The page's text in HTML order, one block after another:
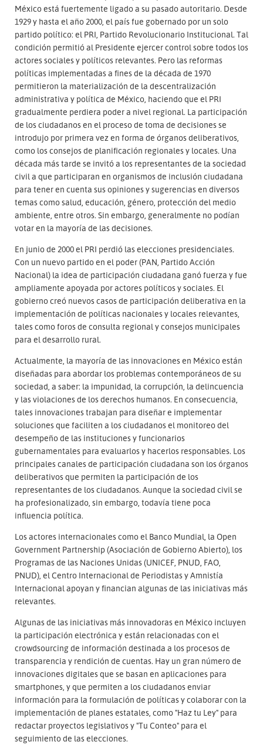
México está fuertemente ligado a su pasado autoritario. Desde
1929 y hasta el año 2000, el país fue gobernado por un solo
partido político: el PRI, Partido Revolucionario Institucional. Tal
condición permitió al Presidente ejercer control sobre todos los
actores sociales y políticos relevantes. Pero las reformas
políticas implementadas a fines de la década de 1970
permitieron la materialización de la descentralización
administrativa y política de México, haciendo que el PRI
gradualmente perdiera poder a nivel regional. La participación
de los ciudadanos en el proceso de toma de decisiones se
introdujo por primera vez en forma de órganos deliberativos,
como los consejos de planificación regionales y locales. Una
década más tarde se invitó a los representantes de la sociedad
civil a que participaran en organismos de inclusión ciudadana
para tener en cuenta sus opiniones y sugerencias en diversos
temas como salud, educación, género, protección del medio
ambiente, entre otros. Sin embargo, generalmente no podían
votar en la mayoría de las decisiones.
En junio de 2000 el PRI perdió las elecciones presidenciales.
Con un nuevo partido en el poder (PAN, Partido Acción
Nacional) la idea de participación ciudadana ganó fuerza y fue
ampliamente apoyada por actores políticos y sociales. El
gobierno creó nuevos casos de participación deliberativa en la
implementación de políticas nacionales y locales relevantes,
tales como foros de consulta regional y consejos municipales
para el desarrollo rural.
Actualmente, la mayoría de las innovaciones en México están
diseñadas para abordar los problemas contemporáneos de su
sociedad, a saber: la impunidad, la corrupción, la delincuencia
y las violaciones de los derechos humanos. En consecuencia,
tales innovaciones trabajan para diseñar e implementar
soluciones que faciliten a los ciudadanos el monitoreo del
desempeño de las instituciones y funcionarios
gubernamentales para evaluarlos y hacerlos responsables. Los
principales canales de participación ciudadana son los órganos
deliberativos que permiten la participación de los
representantes de los ciudadanos. Aunque la sociedad civil se
ha profesionalizado, sin embargo, todavía tiene poca
influencia política.
Los actores internacionales como el Banco Mundial, la Open
Government Partnership (Asociación de Gobierno Abierto), los
Programas de las Naciones Unidas (UNICEF, PNUD, FAO,
PNUD), el Centro Internacional de Periodistas y Amnistía
Internacional apoyan y financian algunas de las iniciativas más
relevantes.
Algunas de las iniciativas más innovadoras en México incluyen
la participación electrónica y están relacionadas con el
crowdsourcing de información destinada a los procesos de
transparencia y rendición de cuentas. Hay un gran número de
innovaciones digitales que se basan en aplicaciones para
smartphones, y que permiten a los ciudadanos enviar
información para la formulación de políticas y colaborar con la
implementación de planes estatales, como "Haz tu Ley" para
redactar proyectos legislativos y "Tu Conteo" para el
seguimiento de las elecciones.